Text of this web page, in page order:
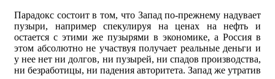
Парадокс состоит в том, что Запад по-прежнему надувает
пузыри, например спекулируя на ценах на нефть и
остается с этими же пузырями в экономике, а Россия в
этом абсолютно не участвуя получает реальные деньги и
у нее нет ни долгов, ни пузырей, ни спадов производства,
ни безработицы, ни падения авторитета. Запад же утратив